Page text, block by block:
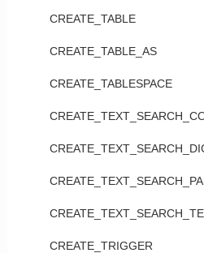
CREATE_TABLE
CREATE_TABLE_AS
CREATE_TABLESPACE
CREATE_TRIGGER